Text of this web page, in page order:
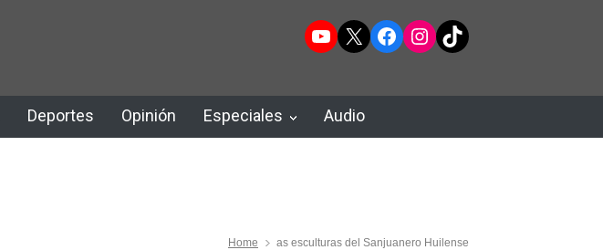
YouTube
X Facebook
Instagram
TikTok
Deportes Opinión Especiales Audio
Home as esculturas del Sanjuanero Huilense